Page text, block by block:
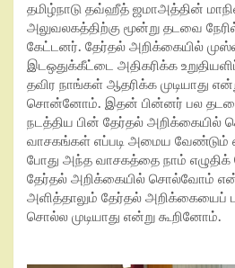
தமிழ்நாடு தவ்ஹீத் ஜமாஅத்தின்
அலுவலகத்திற்கு மூன்று தடவை
கேட்டனர். தேர்தல் அறிக்கையில்
இடஒதுக்கீட்டை அதிகரிக்க
தவிர நாங்கள் ஆதரிக்க முடியாது
சொன்னோம். இதன் பின்னர் பல தடவை
நடத்திய பின் தேர்தல்
வாசகங்கள் எப்படி அமைய வேண்டும்
போது அந்த வாசகத்தை நாம்
தேர்தல் அறிக்கையில் சொல்வோம்
அளித்தாலும் தேர்தல் அறிக்கையைப்
சொல்ல முடியாது என்று கூறினோம்.